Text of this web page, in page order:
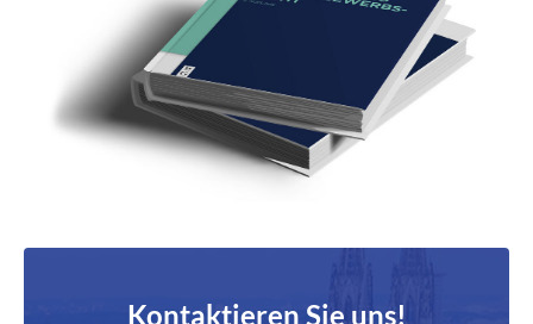
Kontaktieren Sie uns!